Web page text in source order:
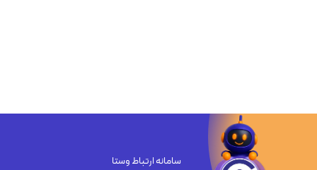
سامانه ارتباط وستا